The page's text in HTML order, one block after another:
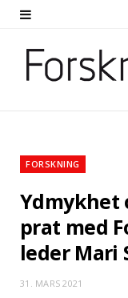
FORSKNING
Ydmykhet
prat med
leder Mari
31. MARS 2021